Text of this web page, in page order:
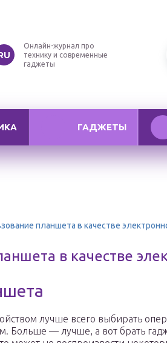
Онлайн-журнал про
технику и современные
гаджеты
ГАДЖЕТЫ
планшета в качестве
в качестве
лучше всего выбирать
Больше — лучше, а вот брать